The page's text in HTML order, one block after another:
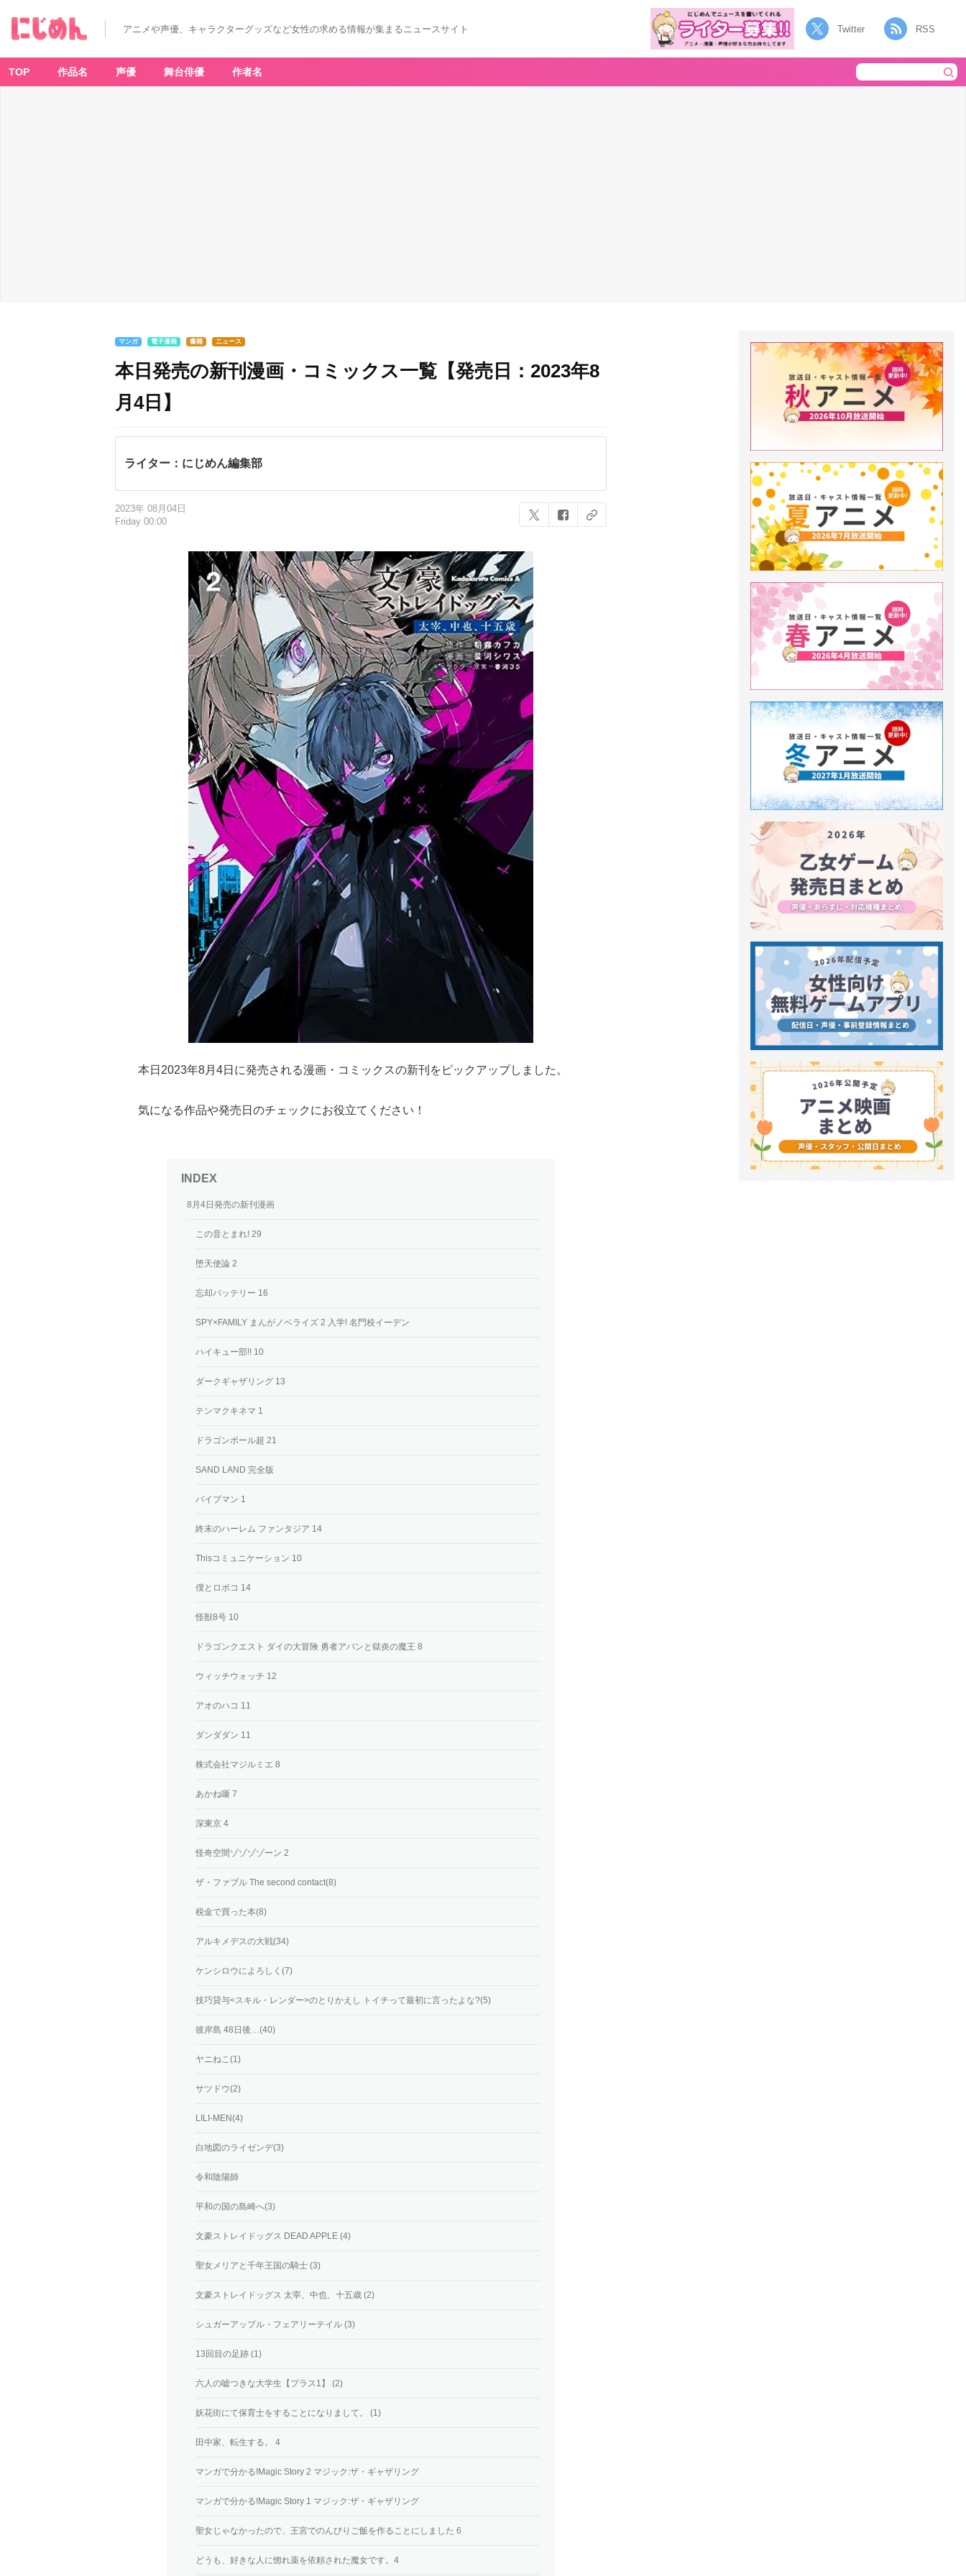
アニメや声優、キャラクターグッズなど女性の求める情報が集まるニュースサイト Twitter RSS
TOP 作品名 声優 舞台俳優 作者名
マンガ 電子漫画 書籍 ニュース
本日発売の新刊漫画・コミックス一覧【発売日：2023年8
月4日】
ライター：にじめん編集部
2023年 08月04日
Friday 00:00
本日2023年8月4日に発売される漫画・コミックスの新刊をピックアップしました。
気になる作品や発売日のチェックにお役立てください！
8月4日発売の新刊漫画
この音とまれ! 29
堕天使論 2
忘却バッテリー 16
SPY×FAMILY まんがノベライズ 2 入学! 名門校イーデン
ハイキュー部!! 10
ダークギャザリング 13
テンマクキネマ 1
ドラゴンボール超 21
SAND LAND 完全版
バイブマン 1
終末のハーレム ファンタジア 14
Thisコミュニケーション 10
僕とロボコ 14
怪獣8号 10
ドラゴンクエスト ダイの大冒険 勇者アバンと獄炎の魔王 8
ウィッチウォッチ 12
アオのハコ 11
ダンダダン 11
株式会社マジルミエ 8
あかね噺 7
深東京 4
怪奇空間ゾゾゾゾーン 2
ザ・ファブル The second contact(8)
税金で買った本(8)
アルキメデスの大戦(34)
ケンシロウによろしく(7)
技巧貸与<スキル・レンダー>のとりかえし トイチって最初に言ったよな?(5)
彼岸島 48日後…(40)
ヤニねこ(1)
サツドウ(2)
LILI-MEN(4)
白地図のライゼンデ(3)
令和陰陽師
平和の国の島崎へ(3)
文豪ストレイドッグス DEAD APPLE (4)
聖女メリアと千年王国の騎士 (3)
文豪ストレイドッグス 太宰、中也、十五歳 (2)
シュガーアップル・フェアリーテイル (3)
13回目の足跡 (1)
六人の嘘つきな大学生【プラス1】 (2)
妖花街にて保育士をすることになりまして。 (1)
田中家、転生する。 4
マンガで分かる!Magic Story 2 マジック:ザ・ギャザリング
マンガで分かる!Magic Story 1 マジック:ザ・ギャザリング
聖女じゃなかったので、王宮でのんびりご飯を作ることにしました 6
どうも、好きな人に惚れ薬を依頼された魔女です。4